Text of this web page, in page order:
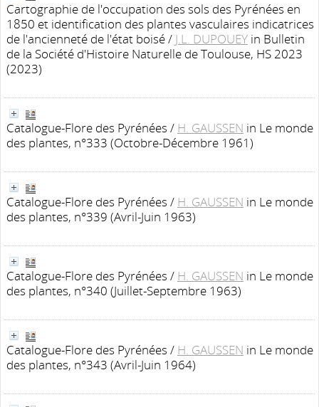
Cartographie de l'occupation des sols des Pyrénées en
1850 et identification des plantes vasculaires indicatrices
de l'ancienneté de l'état boisé/ J.L. DUPOUEY in Bulletin
de la Société d'Histoire Naturelle de Toulouse, HS 2023
(2023)
Catalogue-Flore des Pyrénées / H. GAUSSEN in Le monde
des plantes, n°333 (Octobre-Décembre 1961)
Catalogue-Flore des Pyrénées / H. GAUSSEN in Le monde
des plantes, n°339 (Avril-Juin 1963)
Catalogue-Flore des Pyrénées / H. GAUSSEN in Le monde
des plantes, n°340 (Juillet-Septembre 1963)
Catalogue-Flore des Pyrénées / H. GAUSSEN in Le monde
des plantes, n°343 (Avril-Juin 1964)